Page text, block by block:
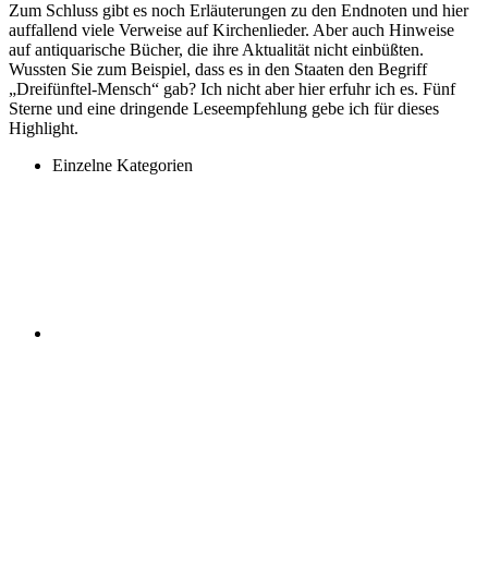
Zum Schluss gibt es noch Erläuterungen zu den Endnoten und hier
auffallend viele Verweise auf Kirchenlieder. Aber auch Hinweise
auf antiquarische Bücher, die ihre Aktualität nicht einbüßten.
Wussten Sie zum Beispiel, dass es in den Staaten den Begriff
„Dreifünftel-Mensch“ gab? Ich nicht aber hier erfuhr ich es. Fünf
Sterne und eine dringende Leseempfehlung gebe ich für dieses
Highlight.
Einzelne Kategorien